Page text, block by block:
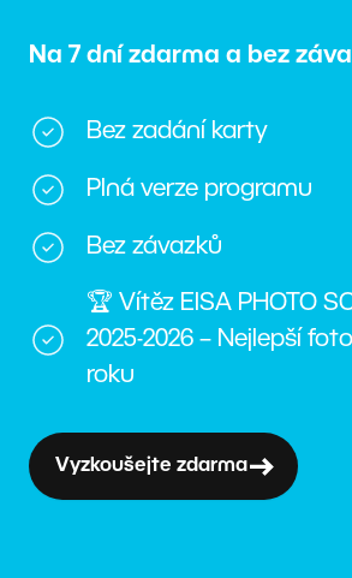
Na 7 dní zdarma a bez
Bez zadání karty
Plná verze programu
Bez závazků
🏆 Vítěz EISA PHOTO
2025-2026 – Nejlepší
roku
Vyzkoušejte zdarma